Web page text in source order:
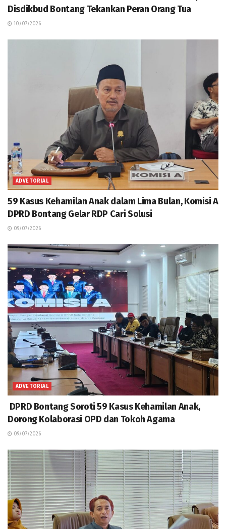
Disdikbud Bontang Tekankan Peran Orang Tua
10/07/2026
ADVETORIAL
59 Kasus Kehamilan Anak dalam Lima Bulan, Komisi A
DPRD Bontang Gelar RDP Cari Solusi
09/07/2026
ADVETORIAL
DPRD Bontang Soroti 59 Kasus Kehamilan Anak,
Dorong Kolaborasi OPD dan Tokoh Agama
09/07/2026